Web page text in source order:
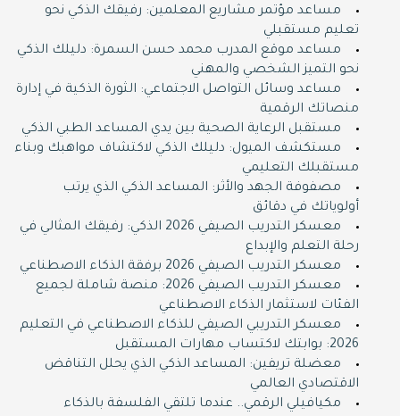
مساعد مؤتمر مشاريع المعلمين: رفيقك الذكي نحو
تعليم مستقبلي
مساعد موقع المدرب محمد حسن السمرة: دليلك الذكي
نحو التميز الشخصي والمهني
مساعد وسائل التواصل الاجتماعي: الثورة الذكية في إدارة
منصاتك الرقمية
مستقبل الرعاية الصحية بين يدي المساعد الطبي الذكي
مستكشف الميول: دليلك الذكي لاكتشاف مواهبك وبناء
مستقبلك التعليمي
مصفوفة الجهد والأثر: المساعد الذكي الذي يرتب
أولوياتك في دقائق
معسكر التدريب الصيفي 2026 الذكي: رفيقك المثالي في
رحلة التعلم والإبداع
معسكر التدريب الصيفي 2026 برفقة الذكاء الاصطناعي
معسكر التدريب الصيفي 2026: منصة شاملة لجميع
الفئات لاستثمار الذكاء الاصطناعي
معسكر التدريبي الصيفي للذكاء الاصطناعي في التعليم
2026: بوابتك لاكتساب مهارات المستقبل
معضلة تريفين: المساعد الذكي الذي يحلل التناقض
الاقتصادي العالمي
مكيافيلي الرقمي.. عندما تلتقي الفلسفة بالذكاء